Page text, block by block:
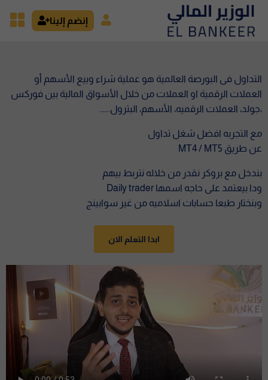
إنضم إلينا
التداول فى البورصة العالمية هو عملية شراء وبيع الأسهم أو
العملات الرقمية او العملات من خلال الأسواق المالية بين فوركس
،جولد، العملات الرقميه، الأسهم، البترول......
مع التجربه افضل شغل تداول
عن طريق MT4 / MT5
بندخل مع بروكر نقدر من خلاله نتربط بيهم
ودا بيعتمد على حاجه اسمها Daily trader
وبنختار طبعا حسابات اسلاميه من غير سوابينج
ابدا التعلم الان